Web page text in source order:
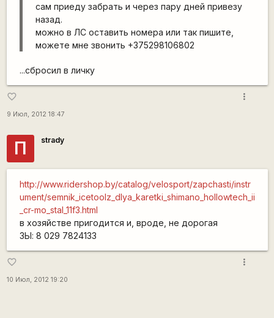
сам приеду забрать и через пару дней привезу
назад.
можно в ЛС оставить номера или так пишите,
можете мне звонить +375298106802
...сбросил в личку
favorite_border
9 Июл, 2012 18:47
more_vert
П strady
http://www.ridershop.by/catalog/velosport/zapchasti/instr
ument/semnik_icetoolz_dlya_karetki_shimano_hollowtech_ii
_cr-mo_stal_11f3.html
в хозяйстве пригодится и, вроде, не дорогая
ЗЫ: 8 029 7824133
favorite_border
10 Июл, 2012 19:20
more_vert